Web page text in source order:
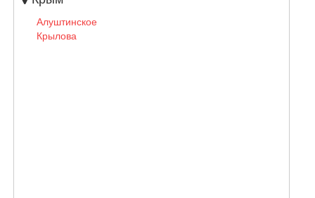
Алуштинское
Крылова